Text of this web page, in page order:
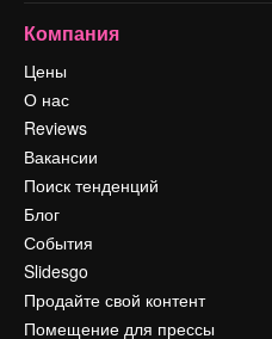
Компания
Цены
О нас
Reviews
Вакансии
Поиск тенденций
Блог
События
Slidesgo
Продайте свой контент
Помещение для прессы